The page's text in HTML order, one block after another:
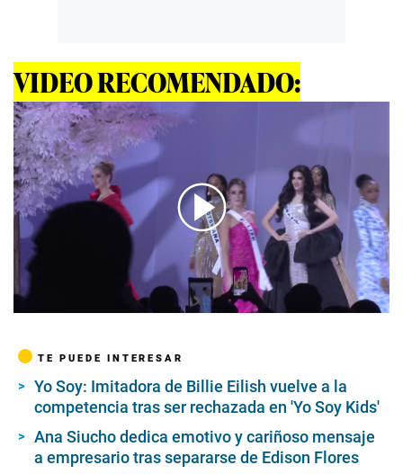
VIDEO RECOMENDADO:
01:45
TE PUEDE INTERESAR
Yo Soy: Imitadora de Billie Eilish vuelve a la
competencia tras ser rechazada en 'Yo Soy Kids'
Ana Siucho dedica emotivo y cariñoso mensaje
a empresario tras separarse de Edison Flores